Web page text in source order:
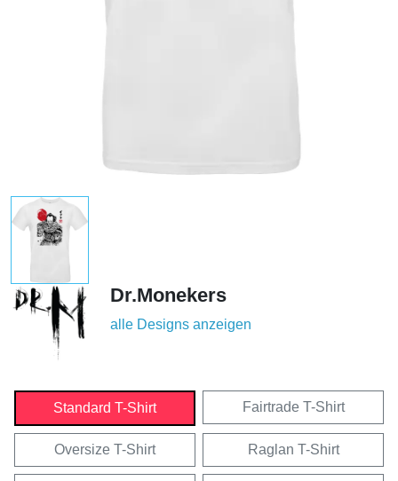
Dr.Monekers
alle Designs anzeigen
Standard T-Shirt Fairtrade T-Shirt
Oversize T-Shirt Raglan T-Shirt